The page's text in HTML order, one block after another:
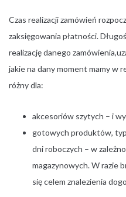
Czas realizacji zamówień
zaksięgowania płatności.
realizację danego
jakie na dany moment mamy w
różny dla:
akcesoriów szytych – i
gotowych produktów,
dni roboczych – w
magazynowych. W razie
się celem znalezienia